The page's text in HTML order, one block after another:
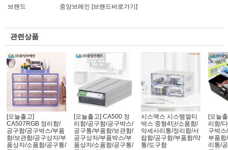
브랜드
중앙브레인 [브랜드바로가기]
관련상품
[오늘출고]
CA507RGB 정리함/
공구함/공구박스/부품
함/보관함/공구상자/부
품상자/소품함/공구통/
[오늘출고] CA500 정
리함/공구함/공구박스/
공구통/부품함/보관함/
공구상자/부품박스/부
품상자/소품함/공구통/
시스맥스 시스템멀티
박스 중형4단/소품함/
악세사리통/정리함/서
랍함/공구함/부품함/약
통/도구함
[오늘
리함/
구박
부품
리통/